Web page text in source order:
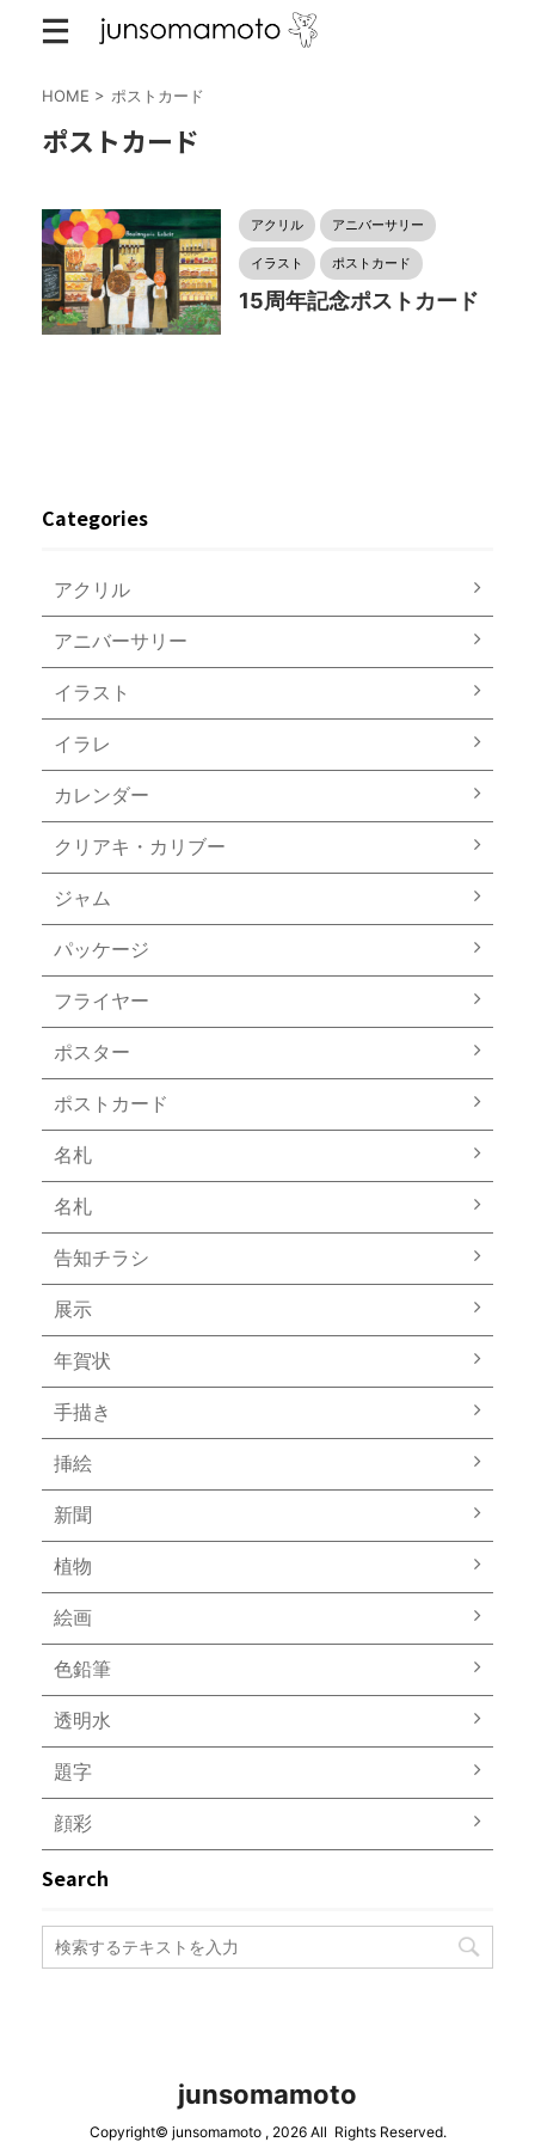
HOME > ポストカード
ポストカード
アクリル アニバーサリー
イラスト ポストカード
15周年記念ポストカード
Categories
アクリル
アニバーサリー
イラスト
イラレ
カレンダー
クリアキ・カリブー
ジャム
パッケージ
フライヤー
ポスター
ポストカード
名札
名札
告知チラシ
展示
年賀状
手描き
挿絵
新聞
植物
絵画
色鉛筆
透明水
題字
顔彩
Search
junsomamoto
Copyright© junsomamoto , 2026 All Rights Reserved.